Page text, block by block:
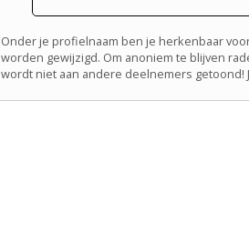
Onder je profielnaam ben je herkenbaar
worden gewijzigd. Om anoniem te blijven
wordt niet aan andere deelnemers getoond!